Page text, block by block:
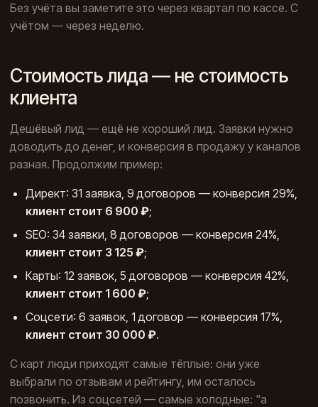
Без учёта вы заметите это через квартал по кассе. С
учётом — через неделю.
Стоимость лида — не стоимость
клиента
Дешёвый лид — ещё не хороший лид. Заявки нужно
доводить до денег, и конверсия в продажу у каналов
разная. Продолжим пример:
Директ: 31 заявка, 9 договоров — конверсия 29%,
клиент стоит 6 900 ₽;
SEO: 34 заявки, 8 договоров — конверсия 24%,
клиент стоит 3 125 ₽;
Карты: 12 заявок, 5 договоров — конверсия 42%,
клиент стоит 1 600 ₽;
Соцсети: 6 заявок, 1 договор — конверсия 17%,
клиент стоит 30 000 ₽.
С карт люди приходят самые тёплые: они уже
выбрали по отзывам и рейтингу, им осталось
позвонить. Из соцсетей — самые холодные: "а